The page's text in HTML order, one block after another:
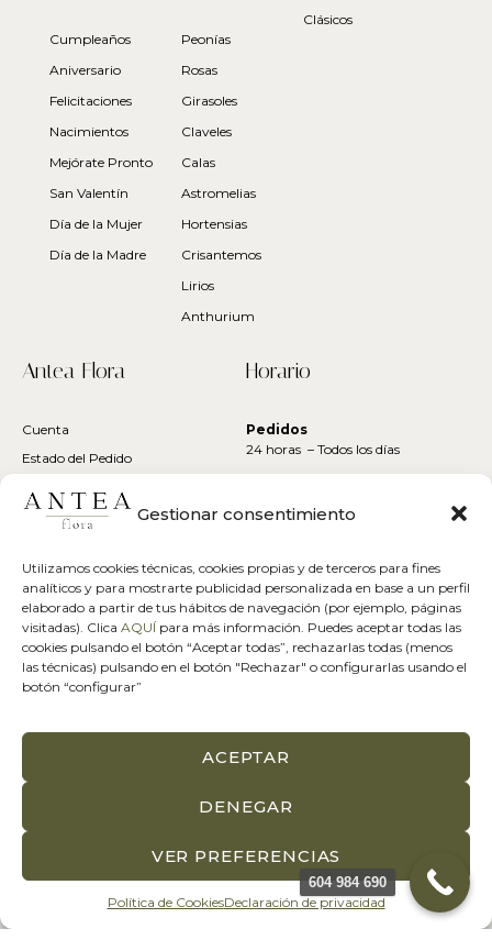
Gestionar consentimiento
Utilizamos cookies técnicas, cookies propias y de terceros para fines
analíticos y para mostrarte publicidad personalizada en base a un perfil
elaborado a partir de tus hábitos de navegación (por ejemplo, páginas
visitadas). Clica AQUÍ para más información. Puedes aceptar todas las
cookies pulsando el botón “Aceptar todas”, rechazarlas todas (menos
las técnicas) pulsando en el botón "Rechazar" o configurarlas usando el
botón “configurar”
ACEPTAR
DENEGAR
VER PREFERENCIAS
Política de CookiesDeclaración de privacidad
Clásicos
Cumpleaños
Aniversario
Felicitaciones
Nacimientos
Mejórate Pronto
San Valentín
Día de la Mujer
Día de la Madre
Peonías
Rosas
Girasoles
Claveles
Calas
Astromelias
Hortensias
Crisantemos
Lirios
Anthurium
Antea Flora
Cuenta
Estado del Pedido
Coronas y Centros Funerarios
Horario
Pedidos
24 horas – Todos los días
Horario del Local y Entregas
Suscríbite a Nuestro Boletín
Suscríbete para recibir avisos, promociones exclusivas, tips de flores y
mucho más
604 984 690